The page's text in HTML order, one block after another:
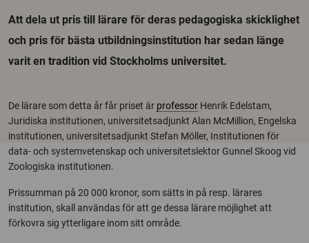
Att dela ut pris till lärare för deras pedagogiska skicklighet
och pris för bästa utbildningsinstitution har sedan länge
varit en tradition vid Stockholms universitet.
De lärare som detta år får priset är professor Henrik Edelstam,
Juridiska institutionen, universitetsadjunkt Alan McMillion, Engelska
institutionen, universitetsadjunkt Stefan Möller, Institutionen för
data- och systemvetenskap och universitetslektor Gunnel Skoog vid
Zoologiska institutionen.
Prissumman på 20 000 kronor, som sätts in på resp. lärares
institution, skall användas för att ge dessa lärare möjlighet att
förkovra sig ytterligare inom sitt område.